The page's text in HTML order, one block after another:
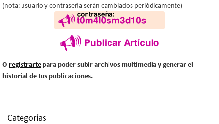
(nota: usuario y contraseña serán cambiados periódicamente)
O registrarte para poder subir archivos multimedia y generar el
historial de tus publicaciones.
Categorías